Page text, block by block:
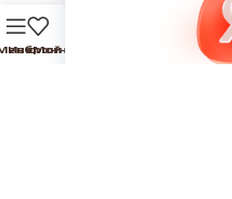
ПОЛЕЗНОЕ
Избранное
Мой аккаунт